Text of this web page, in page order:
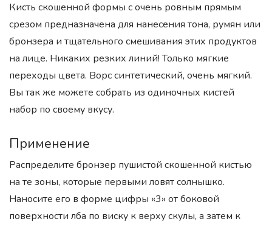
Кисть скошенной формы с очень ровным прямым
срезом предназначена для нанесения тона, румян или
бронзера и тщательного смешивания этих продуктов
на лице. Никаких резких линий! Только мягкие
переходы цвета. Ворс синтетический, очень мягкий.
Вы так же можете собрать из одиночных кистей
набор по своему вкусу.
Применение
Распределите бронзер пушистой скошенной кистью
на те зоны, которые первыми ловят солнышко.
Наносите его в форме цифры «3» от боковой
поверхности лба по виску к верху скулы, а затем к